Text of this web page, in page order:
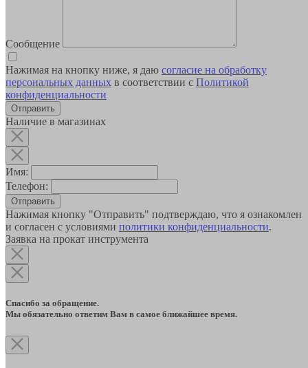
Сообщение
Нажимая на кнопку ниже, я даю согласие на обработку
персональных данных в соответствии с Политикой
конфиденциальности
Наличие в магазинах
Имя:
Телефон:
Отправить
Нажимая кнопку "Отправить" подтверждаю, что я ознакомлен
и согласен с условиями политики конфиденциальности.
Заявка на прокат инструмента
Спасибо за обращение.
Мы обязательно ответим Вам в самое ближайшее время.